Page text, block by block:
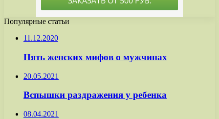
Популярные статьи
11.12.2020
Пять женских мифов о мужчинах
20.05.2021
Вспышки раздражения у ребенка
08.04.2021